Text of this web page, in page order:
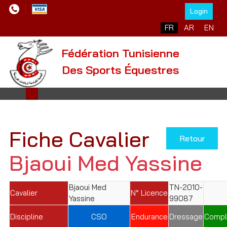
Login
Sélectionnez votre
FR AR EN
Fédération Tunisienne
Des Sports Équestres
Retour
Fiche Cavalier
Bjaoui Med Yassine
Cavalier
Bjaoui Med
Yassine
N° Licence
TN-2010-
99087
Discipline
CSO Endurance Dressage